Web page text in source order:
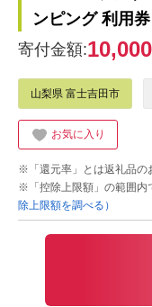
ンピング 利用
寄付金額:10,000
山梨県 富士吉田市
お気に入り
※「還元率」とは返礼品の
※「控除上限額」の範囲内
除上限額を調べる）